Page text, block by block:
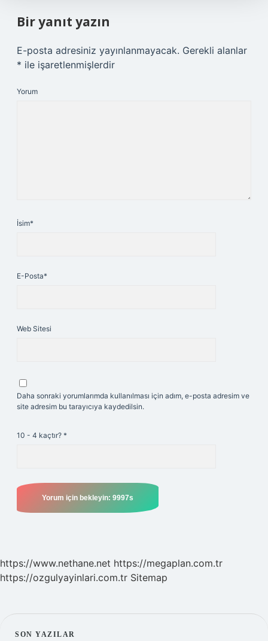
Bir yanıt yazın
E-posta adresiniz yayınlanmayacak. Gerekli alanlar
* ile işaretlenmişlerdir
Yorum
İsim*
E-Posta*
Web Sitesi
Daha sonraki yorumlarımda kullanılması için adım, e-posta adresim ve
site adresim bu tarayıcıya kaydedilsin.
10 - 4 kaçtır? *
https://www.nethane.net https://megaplan.com.tr
https://ozgulyayinlari.com.tr Sitemap
SON YAZILAR